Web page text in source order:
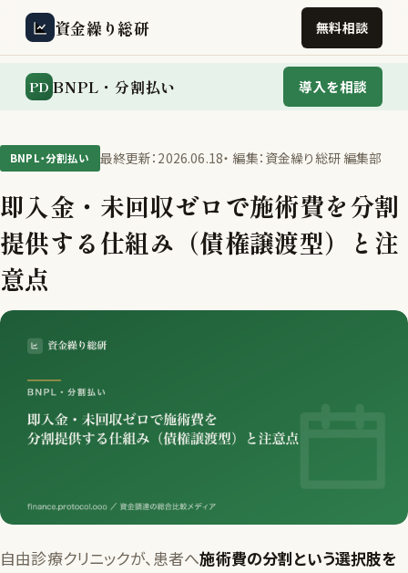
資金繰り総研 無料相談
PD BNPL・分割払い 導入を相談
BNPL・分割払い 最終更新：2026.06.18・ 編集：資金繰り総研 編集部
即入金・未回収ゼロで施術費を分割
提供する仕組み（債権譲渡型）と注
意点
自由診療クリニックが、患者へ施術費の分割という選択肢を